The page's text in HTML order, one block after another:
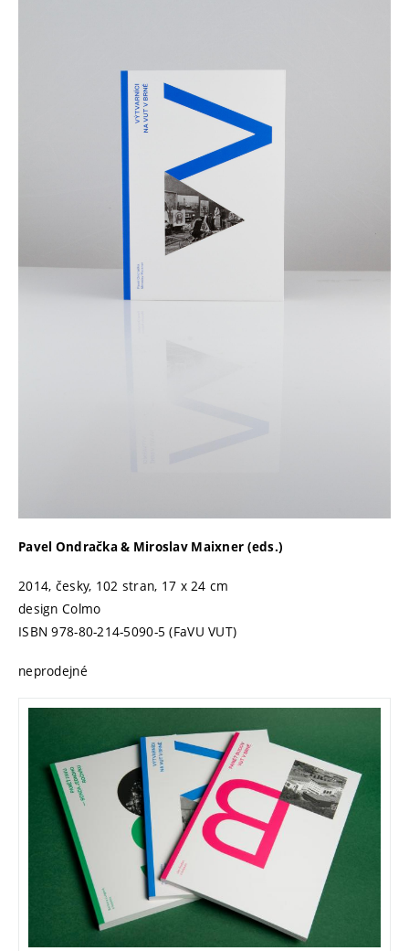
Pavel Ondračka & Miroslav Maixner (eds.)
2014, česky, 102 stran, 17 x 24 cm
design Colmo
ISBN 978-80-214-5090-5 (FaVU VUT)
neprodejné